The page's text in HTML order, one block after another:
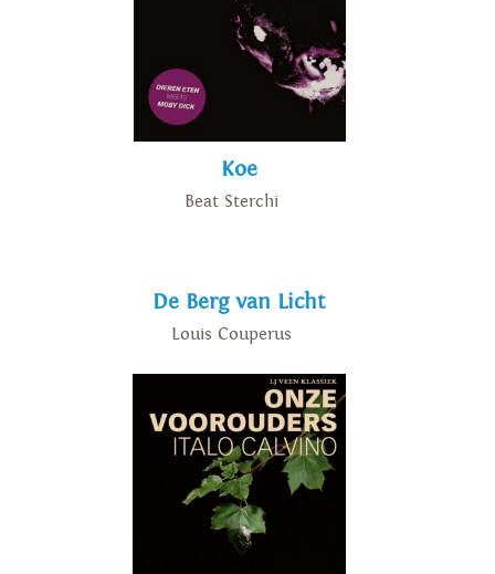
Koe
Beat Sterchi
De Berg van Licht
Louis Couperus